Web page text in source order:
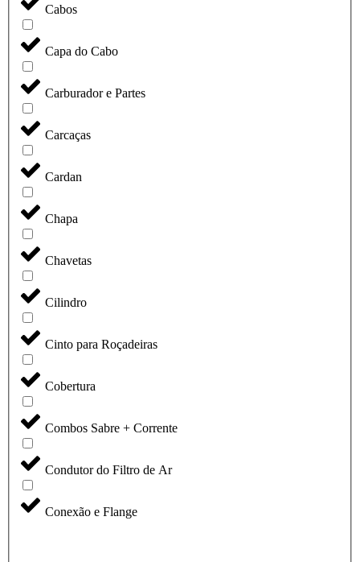
Cabos
Capa do Cabo
Carburador e Partes
Carcaças
Cardan
Chapa
Chavetas
Cilindro
Cinto para Roçadeiras
Cobertura
Combos Sabre + Corrente
Condutor do Filtro de Ar
Conexão e Flange